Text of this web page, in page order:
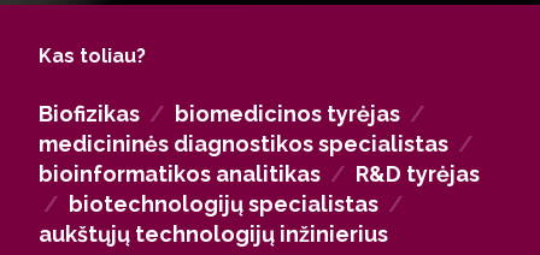
įsidarbina laboratorijose, tyrimų centruose,
maisto ir veterinarijos tarnyboje bei kitose viešojo ir
kuriančiose pažangias gyvybės mokslų
technologijas.
Kas toliau?
Biofizikas / biomedicinos tyrėjas /
medicininės diagnostikos specialistas /
bioinformatikos analitikas / R&D tyrėjas
/ biotechnologijų specialistas /
aukštųjų technologijų inžinierius